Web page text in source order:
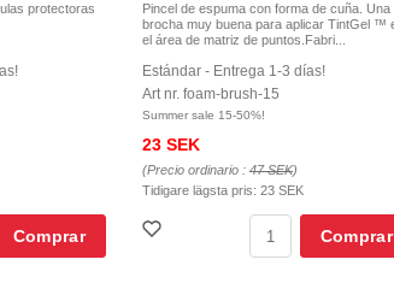
protectoras
Comprar
Pincel de espuma con forma de cuña. Una
brocha muy buena para aplicar TintGel ™
el área de matriz de puntos.Fabri...
Estándar - Entrega 1-3 días!
Art nr. foam-brush-15
Summer sale 15-50%!
23 SEK
(Precio ordinario : 47 SEK)
Tidigare lägsta pris: 23 SEK
Comprar